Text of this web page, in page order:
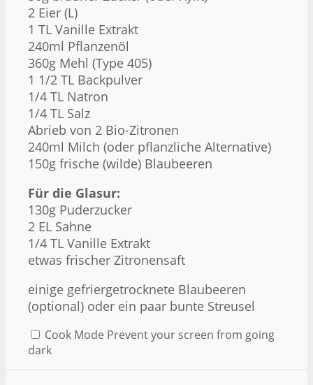
2 Eier (L)
1 TL Vanille Extrakt
240ml Pflanzenöl
360g Mehl (Type 405)
1 1/2 TL Backpulver
1/4 TL Natron
1/4 TL Salz
Abrieb von 2 Bio-Zitronen
240ml Milch (oder pflanzliche Alternative)
150g frische (wilde) Blaubeeren
Für die Glasur:
130g Puderzucker
2 EL Sahne
1/4 TL Vanille Extrakt
etwas frischer Zitronensaft
einige gefriergetrocknete Blaubeeren
(optional) oder ein paar bunte Streusel
Cook Mode Prevent your screen from going
dark